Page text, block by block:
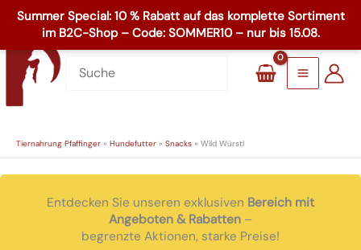
Zum
Inhalt
springen
☏+49 8503 1795
Main
Menu
Tiernahrung Pfaffinger » Hundefutter » Snacks » Wild Würstl
Entdecken Sie unseren exklusiven Bereich mit
Angeboten & Rabatten –
begrenzte Aktionen, starke Preise!